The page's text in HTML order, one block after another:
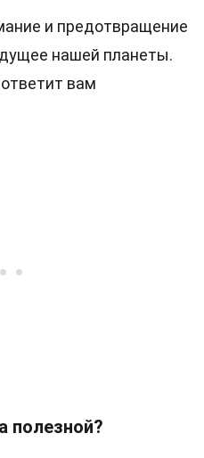
и предотвращение
нашей планеты.
вам
полезной?